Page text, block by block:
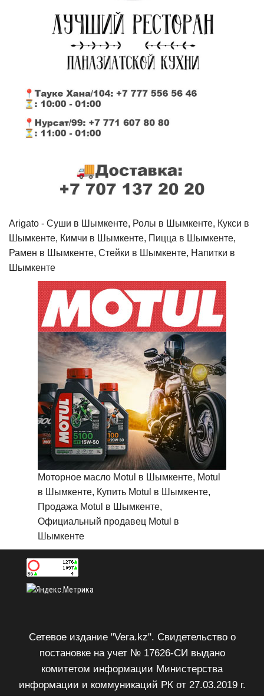
Arigato - Cуши в Шымкенте, Ролы в Шымкенте, Кукси в
Шымкенте, Кимчи в Шымкенте, Пицца в Шымкенте,
Рамен в Шымкенте, Стейки в Шымкенте, Напитки в
Шымкенте
Моторное масло Motul в Шымкенте, Motul
в Шымкенте, Купить Motul в Шымкенте,
Продажа Motul в Шымкенте,
Официальный продавец Motul в
Шымкенте
Сетевое издание "Vera.kz". Свидетельство о
постановке на учет № 17626-СИ выдано
комитетом информации Министерства
информации и коммуникаций РК от 27.03.2019 г.